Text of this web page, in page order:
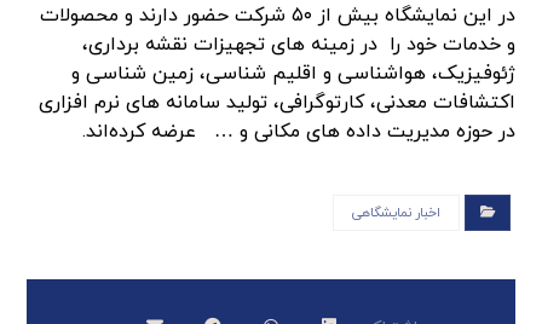
در این نمایشگاه بیش از ۵۰ شرکت حضور دارند و محصولات
و خدمات خود را در زمینه های تجهیزات نقشه برداری،
ژئوفیزیک، هواشناسی و اقلیم شناسی، زمین شناسی و
اکتشافات معدنی، کارتوگرافی، تولید سامانه های نرم افزاری
در حوزه مدیریت داده های مکانی و … عرضه کرده‌اند.
اخبار نمایشگاهی